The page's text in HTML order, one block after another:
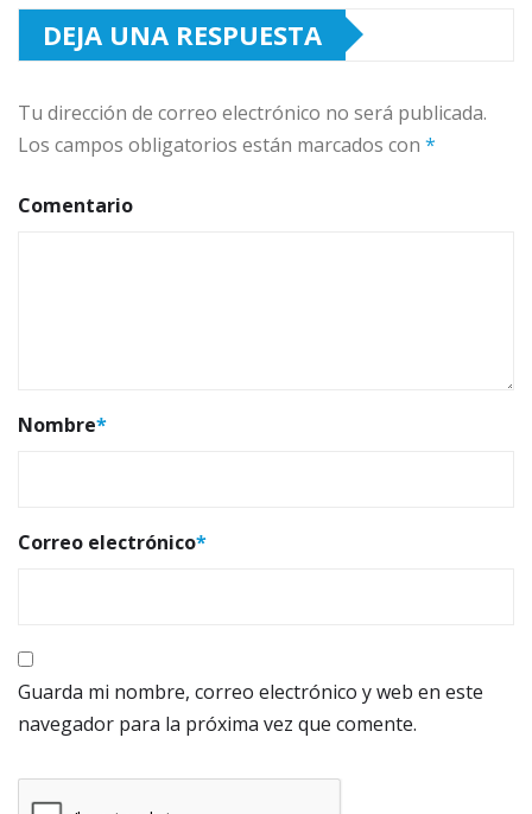
DEJA UNA RESPUESTA
Tu dirección de correo electrónico no será publicada.
Los campos obligatorios están marcados con *
Comentario
Nombre*
Correo electrónico*
Guarda mi nombre, correo electrónico y web en este
navegador para la próxima vez que comente.